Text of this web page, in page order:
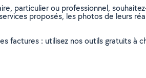
particulier ou professionnel,
proposés, les photos de leurs
factures : utilisez nos outils gratuits à